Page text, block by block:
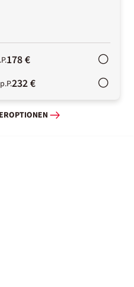
178 €
p.P.232 €